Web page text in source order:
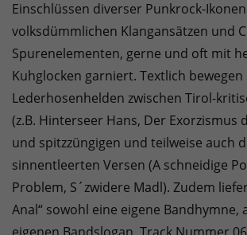
Einschlüssen diverser Punkrock-
volksdümmlichen Klangansätzen und
Spurenelementen, gerne und oft mit
Kuhglocken garniert. Textlich bewegen
Lederhosenhelden zwischen Tirol-
(z.B. Hinterseer Hans, Der Exorzismus
und spitzzüngigen und teilweise auch
sinnentleerten Versen (A schneidige
Problem, S´zwidere Madl). Zudem
Anal“ sowohl eine eigene Bandhymne,